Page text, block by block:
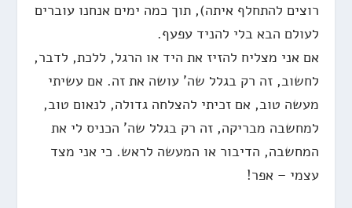
רוצים להתחלף איתה), תוך כמה ימים אנחנו עוברים
לעולם הבא בלי להניד עפעף.
אם אני מצליח להזיז את היד או הרגל, ללכת, לדבר,
לחשוב, זה רק בגלל שה' עושה את זה. אם עשיתי
מעשה טוב, אם זכיתי להצלחה גדולה, לנאום טוב,
למחשבה מבריקה, זה רק בגלל שה' הכניס לי את
המחשבה, הדיבור או המעשה לראש. כי אני מצד
עצמי – אפר!